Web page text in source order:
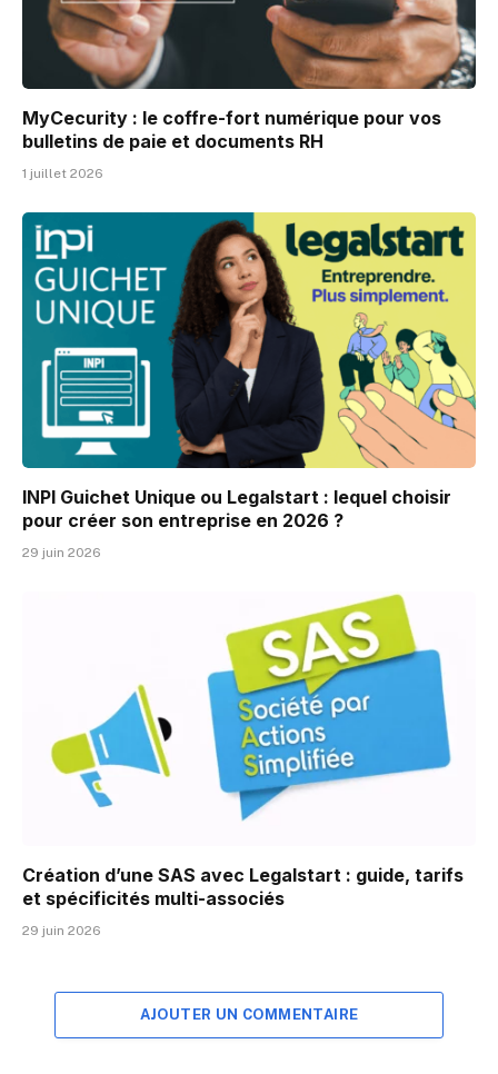
MyCecurity : le coffre-fort numérique pour vos
bulletins de paie et documents RH
1 juillet 2026
INPI Guichet Unique ou Legalstart : lequel choisir
pour créer son entreprise en 2026 ?
29 juin 2026
Création d’une SAS avec Legalstart : guide, tarifs
et spécificités multi-associés
29 juin 2026
AJOUTER UN COMMENTAIRE